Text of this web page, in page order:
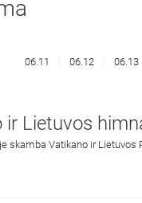
06.11 06.12 06.13
ir Lietuvos
skamba Vatikano ir Lietuvos